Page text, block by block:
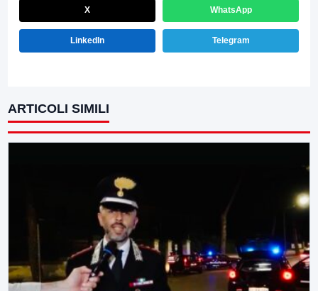
X WhatsApp
LinkedIn Telegram
ARTICOLI SIMILI